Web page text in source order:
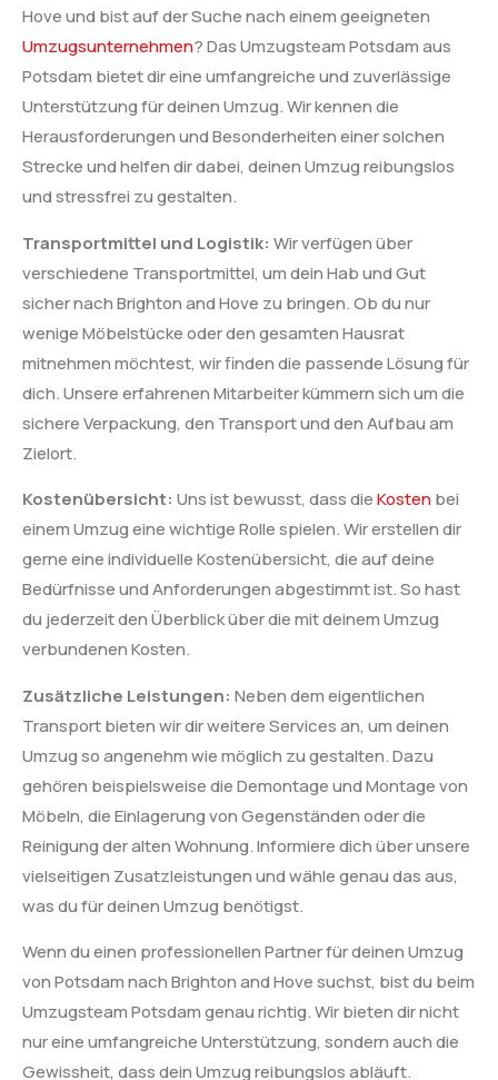
Hove und bist auf der Suche nach einem geeigneten
Umzugsunternehmen? Das Umzugsteam Potsdam aus
Potsdam bietet dir eine umfangreiche und zuverlässige
Unterstützung für deinen Umzug. Wir kennen die
Herausforderungen und Besonderheiten einer solchen
Strecke und helfen dir dabei, deinen Umzug reibungslos
und stressfrei zu gestalten.
Transportmittel und Logistik: Wir verfügen über
verschiedene Transportmittel, um dein Hab und Gut
sicher nach Brighton and Hove zu bringen. Ob du nur
wenige Möbelstücke oder den gesamten Hausrat
mitnehmen möchtest, wir finden die passende Lösung für
dich. Unsere erfahrenen Mitarbeiter kümmern sich um die
sichere Verpackung, den Transport und den Aufbau am
Zielort.
Kostenübersicht: Uns ist bewusst, dass dieKostenbei
einem Umzug eine wichtige Rolle spielen. Wir erstellen dir
gerne eine individuelle Kostenübersicht, die auf deine
Bedürfnisse und Anforderungen abgestimmt ist. So hast
du jederzeit den Überblick über die mit deinem Umzug
verbundenen Kosten.
Zusätzliche Leistungen: Neben dem eigentlichen
Transport bieten wir dir weitere Services an, um deinen
Umzug so angenehm wie möglich zu gestalten. Dazu
gehören beispielsweise die Demontage und Montage von
Möbeln, die Einlagerung von Gegenständen oder die
Reinigung der alten Wohnung. Informiere dich über unsere
vielseitigen Zusatzleistungen und wähle genau das aus,
was du für deinen Umzug benötigst.
Wenn du einen professionellen Partner für deinen Umzug
von Potsdam nach Brighton and Hove suchst, bist du beim
Umzugsteam Potsdam genau richtig. Wir bieten dir nicht
nur eine umfangreiche Unterstützung, sondern auch die
Gewissheit, dass dein Umzug reibungslos abläuft.